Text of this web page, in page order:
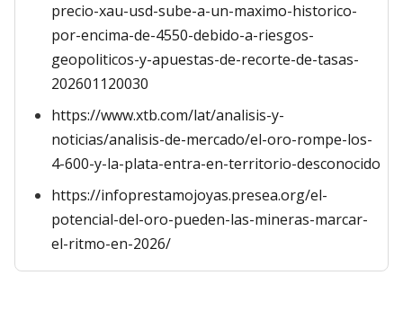
precio-xau-usd-sube-a-un-maximo-historico-
por-encima-de-4550-debido-a-riesgos-
geopoliticos-y-apuestas-de-recorte-de-tasas-
202601120030
https://www.xtb.com/lat/analisis-y-
noticias/analisis-de-mercado/el-oro-rompe-los-
4-600-y-la-plata-entra-en-territorio-desconocido
https://infoprestamojoyas.presea.org/el-
potencial-del-oro-pueden-las-mineras-marcar-
el-ritmo-en-2026/